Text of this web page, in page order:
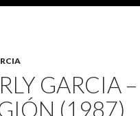
GARCIA
(1987)